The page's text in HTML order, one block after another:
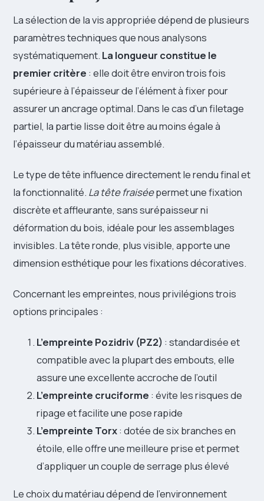
La sélection de la vis appropriée dépend de plusieurs
paramètres techniques que nous analysons
systématiquement. La longueur constitue le
premier critère : elle doit être environ trois fois
supérieure à l’épaisseur de l’élément à fixer pour
assurer un ancrage optimal. Dans le cas d’un filetage
partiel, la partie lisse doit être au moins égale à
l’épaisseur du matériau assemblé.
Le type de tête influence directement le rendu final et
la fonctionnalité. La tête fraiséepermet une fixation
discrète et affleurante, sans surépaisseur ni
déformation du bois, idéale pour les assemblages
invisibles. La tête ronde, plus visible, apporte une
dimension esthétique pour les fixations décoratives.
Concernant les empreintes, nous privilégions trois
options principales :
L’empreinte Pozidriv (PZ2) : standardisée et
compatible avec la plupart des embouts, elle
assure une excellente accroche de l’outil
L’empreinte cruciforme : évite les risques de
ripage et facilite une pose rapide
L’empreinte Torx: dotée de six branches en
étoile, elle offre une meilleure prise et permet
d’appliquer un couple de serrage plus élevé
Le choix du matériau dépend de l’environnement